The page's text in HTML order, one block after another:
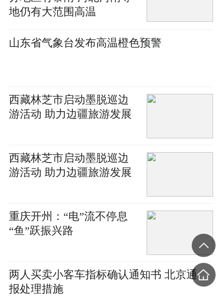
地仍有大范围高温
山东省气象台发布高温橙色预警
西藏林芝市启动墨脱巡边
游活动 助力边疆旅游发展
西藏林芝市启动墨脱巡边
游活动 助力边疆旅游发展
重庆开州：“电”流不停息
“鱼”跃振兴路
两人买卖小客车指标确认通知书 北京通
报处理措施